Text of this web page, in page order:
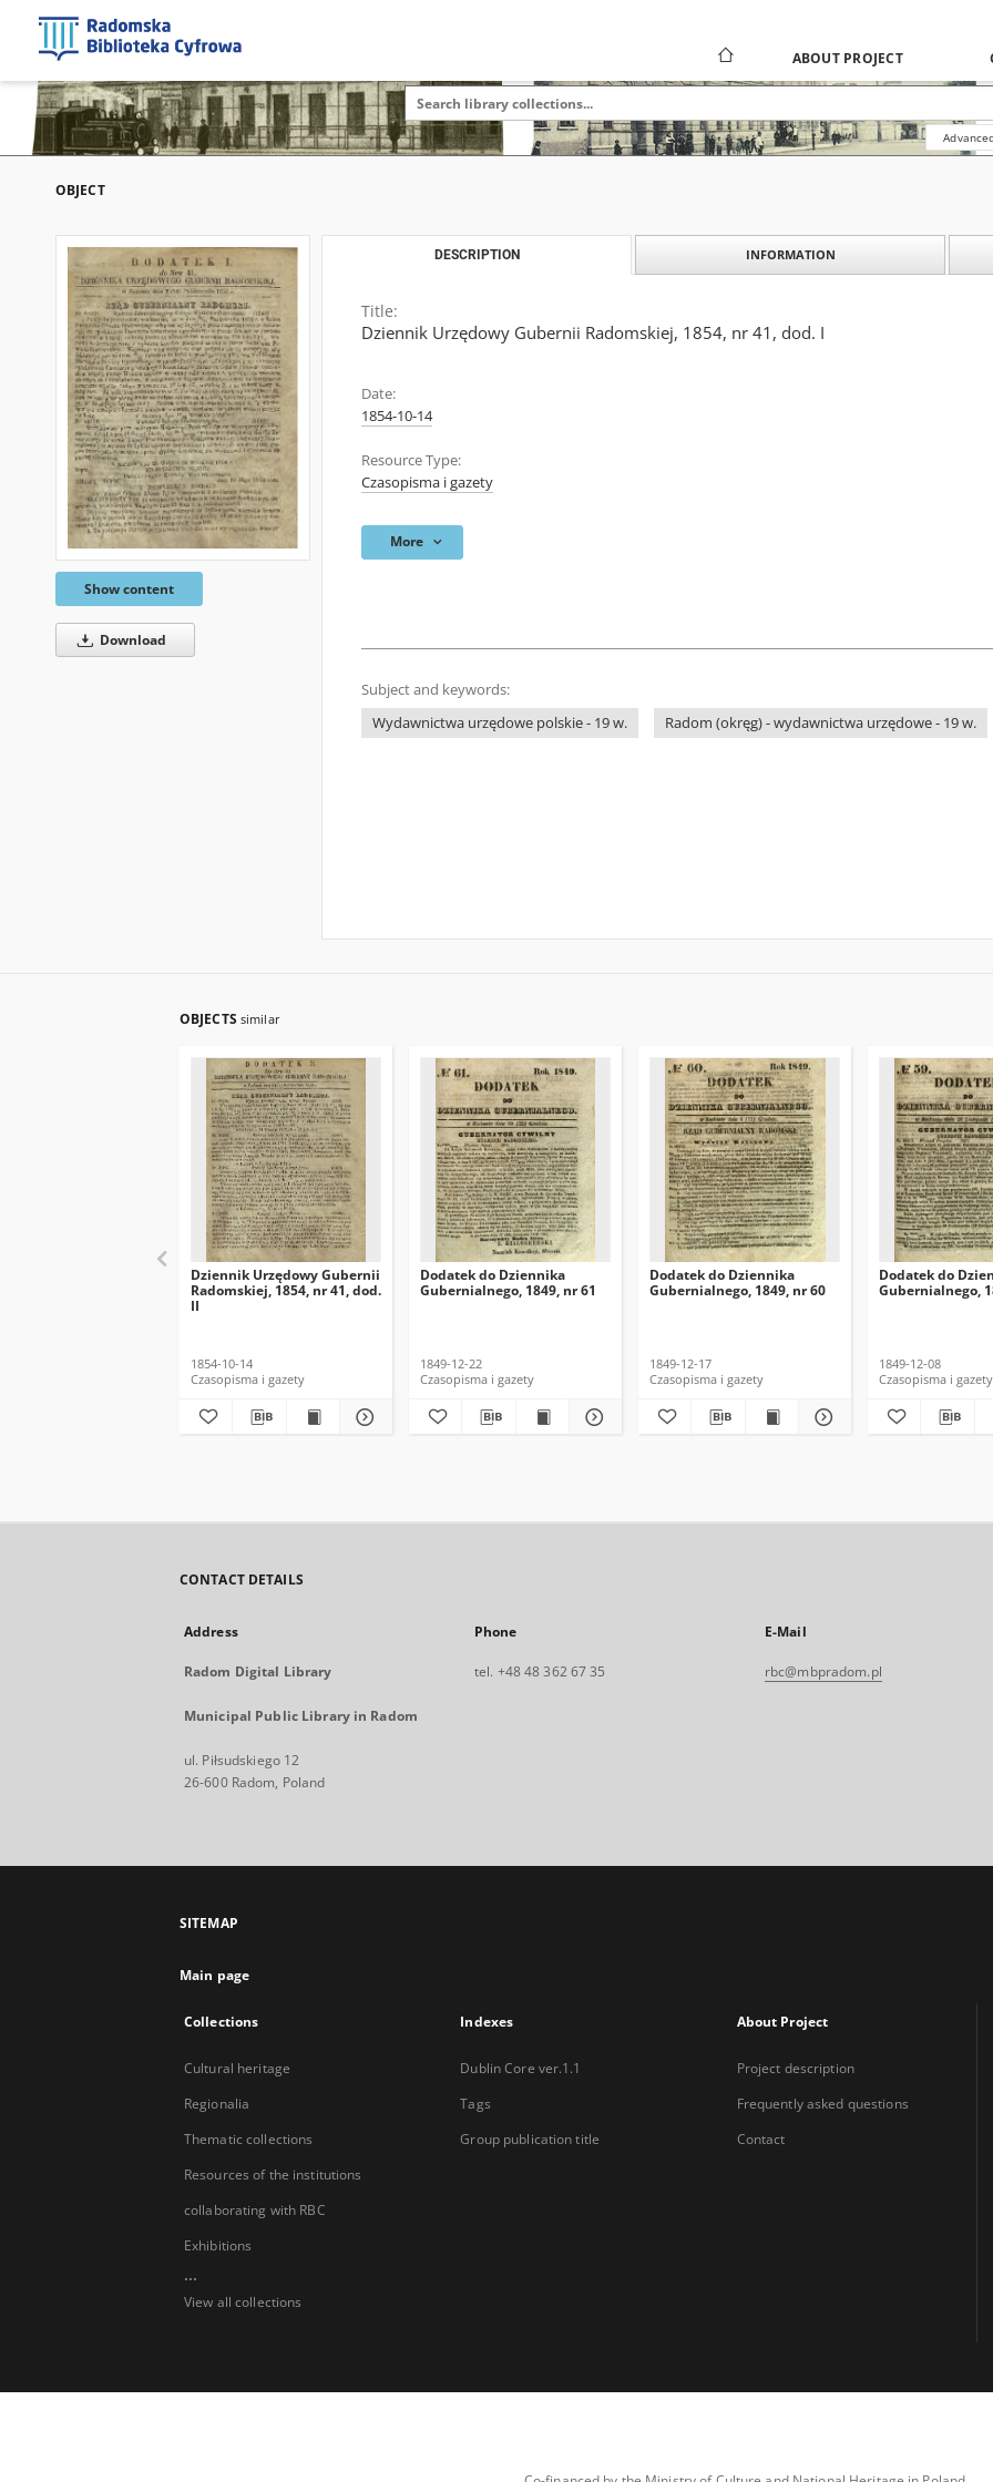
ABOUT PROJECT
OBJECT
Show content
Download
DESCRIPTION INFORMATION
Title:
Dziennik Urzędowy Gubernii Radomskiej, 1854, nr 41, dod. I
Date:
1854-10-14
Resource Type:
Czasopisma i gazety
More
Subject and keywords:
Wydawnictwa urzędowe polskie - 19 w.
Radom (okręg) - wydawnictwa urzędowe - 19 w.
OBJECTS similar
Dziennik Urzędowy Gubernii
Radomskiej, 1854, nr 41, dod.
II
1854-10-14
Czasopisma i gazety
Dodatek do Dziennika
Gubernialnego, 1849, nr 61
1849-12-22
Czasopisma i gazety
Dodatek do Dziennika
Gubernialnego, 1849, nr 60
1849-12-17
Czasopisma i gazety
Dodatek do
Gubernialnego,
1849-12-08
Czasopisma i gazety
CONTACT DETAILS
Address
Radom Digital Library
Municipal Public Library in Radom
ul. Piłsudskiego 12
26-600 Radom, Poland
Phone
tel. +48 48 362 67 35
E-Mail
rbc@mbpradom.pl
SITEMAP
Main page
Collections
Cultural heritage
Regionalia
Thematic collections
Resources of the institutions
collaborating with RBC
Exhibitions
...
View all collections
Indexes
Dublin Core ver.1.1
Tags
Group publication title
About Project
Project description
Frequently asked questions
Contact